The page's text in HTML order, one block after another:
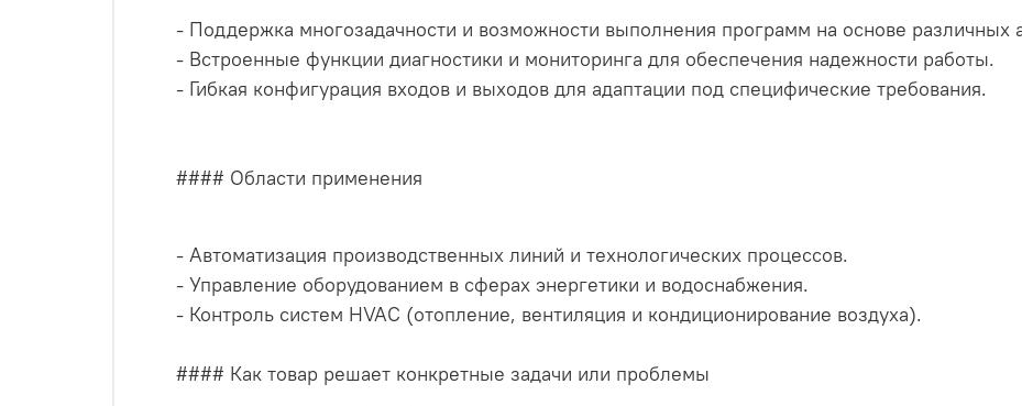
- Поддержка многозадачности и возможности выполнения программ на основе различных
- Встроенные функции диагностики и мониторинга для обеспечения надежности работы.
- Гибкая конфигурация входов и выходов для адаптации под специфические требования.
#### Области применения
- Автоматизация производственных линий и технологических процессов.
- Управление оборудованием в сферах энергетики и водоснабжения.
- Контроль систем HVAC (отопление, вентиляция и кондиционирование воздуха).
#### Как товар решает конкретные задачи или проблемы